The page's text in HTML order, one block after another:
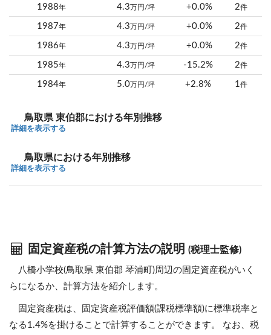
1988年 4.3 万円/坪 +0.0% 2件
1987年 4.3 万円/坪 +0.0% 2件
1986年 4.3 万円/坪 +0.0% 2件
1985年 4.3 万円/坪 -15.2% 2件
1984年 5.0 万円/坪 +2.8% 1件
鳥取県 東伯郡における年別推移
詳細を表示する
鳥取県における年別推移
詳細を表示する
固定資産税の計算方法の説明 (税理士監修)
八橋小学校(鳥取県 東伯郡 琴浦町)周辺の固定資産税がいく
らになるか、計算方法を紹介します。
固定資産税は、固定資産税評価額(課税標準額)に標準税率と
なる1.4%を掛けることで計算することができます。 なお、税